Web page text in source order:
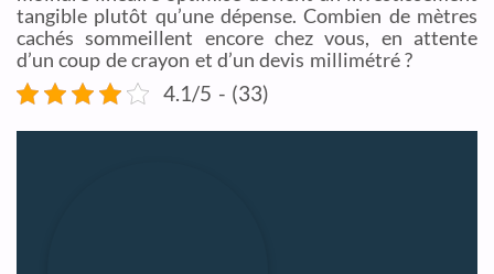
tangible plutôt qu’une dépense. Combien de mètres
cachés sommeillent encore chez vous, en attente
d’un coup de crayon et d’un devis millimétré ?
4.1/5 - (33)